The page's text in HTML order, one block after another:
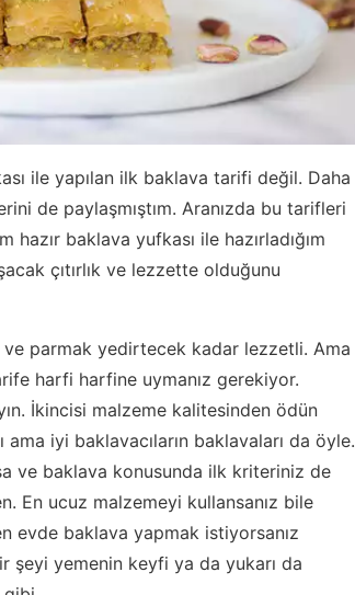
ile yapılan ilk baklava tarifi değil. Daha
de paylaşmıştım. Aranızda bu tarifleri
baklava yufkası ile hazırladığım
çıtırlık ve lezzette olduğunu
ve parmak yedirtecek kadar lezzetli. Ama
harfi harfine uymanız gerekiyor.
İkincisi malzeme kalitesinden ödün
iyi baklavacıların baklavaları da öyle.
ve baklava konusunda ilk kriteriniz de
En ucuz malzemeyi kullansanız bile
evde baklava yapmak istiyorsanız
şeyi yemenin keyfi ya da yukarı da